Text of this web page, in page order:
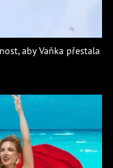
aby Vaňka přestala